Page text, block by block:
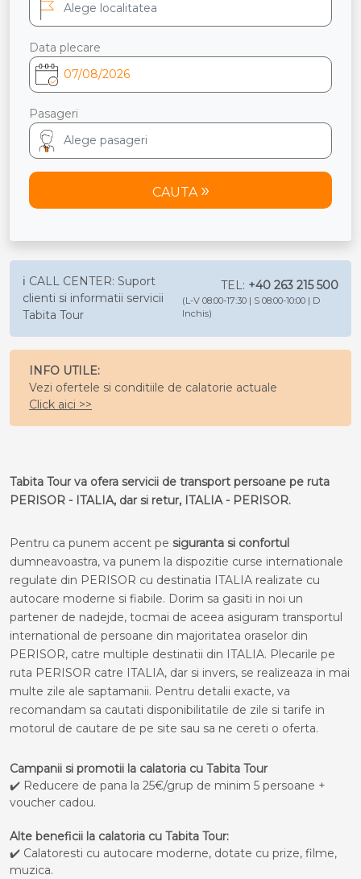
Data plecare
Pasageri
CAUTA
ℹ️ CALL CENTER: Suport
clienti si informatii servicii
Tabita Tour
TEL: +40 263 215 500
(L-V 08:00-17:30 | S 08:00-10:00 | D
Inchis)
INFO UTILE:
Vezi ofertele si conditiile de calatorie actuale
Click aici >>
Tabita Tour va ofera servicii de transport persoane pe ruta
PERISOR - ITALIA, dar si retur, ITALIA - PERISOR.
Pentru ca punem accent pe siguranta si confortul
dumneavoastra, va punem la dispozitie curse internationale
regulate din PERISOR cu destinatia ITALIA realizate cu
autocare moderne si fiabile. Dorim sa gasiti in noi un
partener de nadejde, tocmai de aceea asiguram transportul
international de persoane din majoritatea oraselor din
PERISOR, catre multiple destinatii din ITALIA. Plecarile pe
ruta PERISOR catre ITALIA, dar si invers, se realizeaza in mai
multe zile ale saptamanii. Pentru detalii exacte, va
recomandam sa cautati disponibilitatile de zile si tarife in
motorul de cautare de pe site sau sa ne cereti o oferta.
Campanii si promotii la calatoria cu Tabita Tour
✔️ Reducere de pana la 25€/grup de minim 5 persoane +
voucher cadou.
Alte beneficii la calatoria cu Tabita Tour:
✔️ Calatoresti cu autocare moderne, dotate cu prize, filme,
muzica.